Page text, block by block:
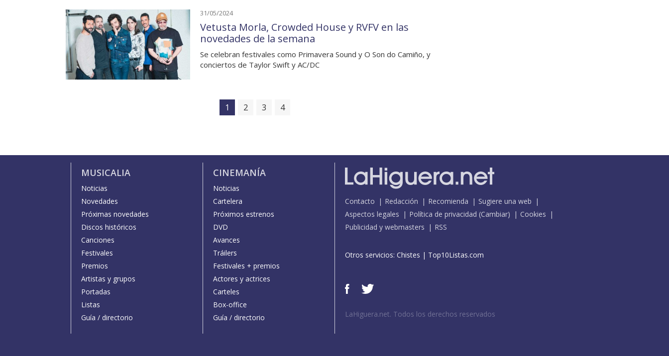
31/05/2024
Vetusta Morla, Crowded House y RVFV en las
novedades de la semana
Se celebran festivales como Primavera Sound y O Son do Camiño, y
conciertos de Taylor Swift y AC/DC
1 2 3 4
MUSICALIA
Noticias
Novedades
Próximas novedades
Discos históricos
Canciones
Festivales
Premios
Artistas y grupos
Portadas
Listas
Guía / directorio
CINEMANÍA
Noticias
Cartelera
Próximos estrenos
DVD
Avances
Tráilers
Festivales + premios
Actores y actrices
Carteles
Box-office
Guía / directorio
Contacto Redacción Recomienda
Sugiere una web
Aspectos legales
Política de privacidad (Cambiar)
Cookies
Publicidad y webmasters
RSS
Otros servicios: Chistes | Top10Listas.com
LaHiguera.net. Todos los derechos reservados